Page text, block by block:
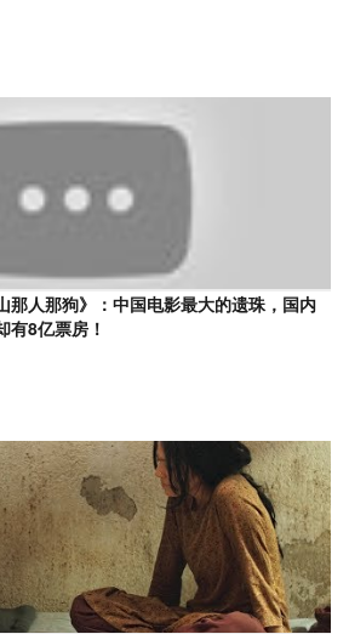
那人那狗》：中国电影最大的遗珠，国内
有8亿票房！